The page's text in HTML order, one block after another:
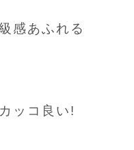
感あふれる
ッコ良い!